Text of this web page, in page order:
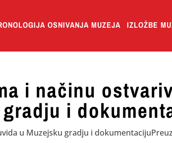
OSNIVANJA MUZEJA IZLOŽBE
i načinu
i
u Muzejsku gradju i